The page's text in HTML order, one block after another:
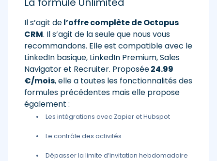
Il s’agit del’offre complète de Octopus
CRM. Il s’agit de la seule que nous vous
recommandons. Elle est compatible avec le
LinkedIn basique, LinkedIn Premium, Sales
Navigator et Recruiter. Proposée24.99
€/mois, elle a toutes les fonctionnalités des
formules précédentes mais elle propose
également :
Les intégrations avec Zapier et Hubspot
Le contrôle des activités
Dépasser la limite d’invitation hebdomadaire